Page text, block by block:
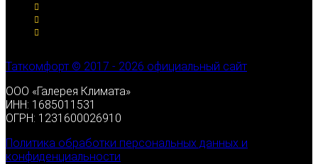
Таткомфорт © 2017 - 2026 официальный сайт
ООО «Галерея Климата»
ИНН: 1685011531
ОГРН: 1231600026910
Политика обработки персональных данных и
конфиденциальности